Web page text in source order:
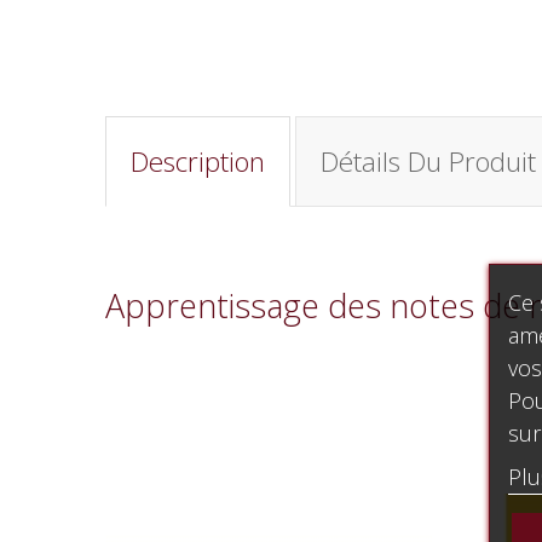
Description Détails Du Produit
Apprentissage des notes deCe